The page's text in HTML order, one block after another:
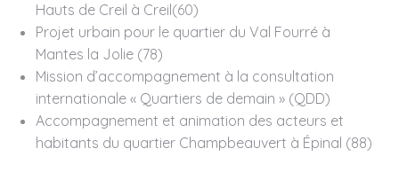
Hauts de Creil à Creil(60)
Projet urbain pour le quartier du Val Fourré à
Mantes la Jolie (78)
Mission d’accompagnement à la consultation
internationale « Quartiers de demain » (QDD)
Accompagnement et animation des acteurs et
habitants du quartier Champbeauvert à Épinal (88)